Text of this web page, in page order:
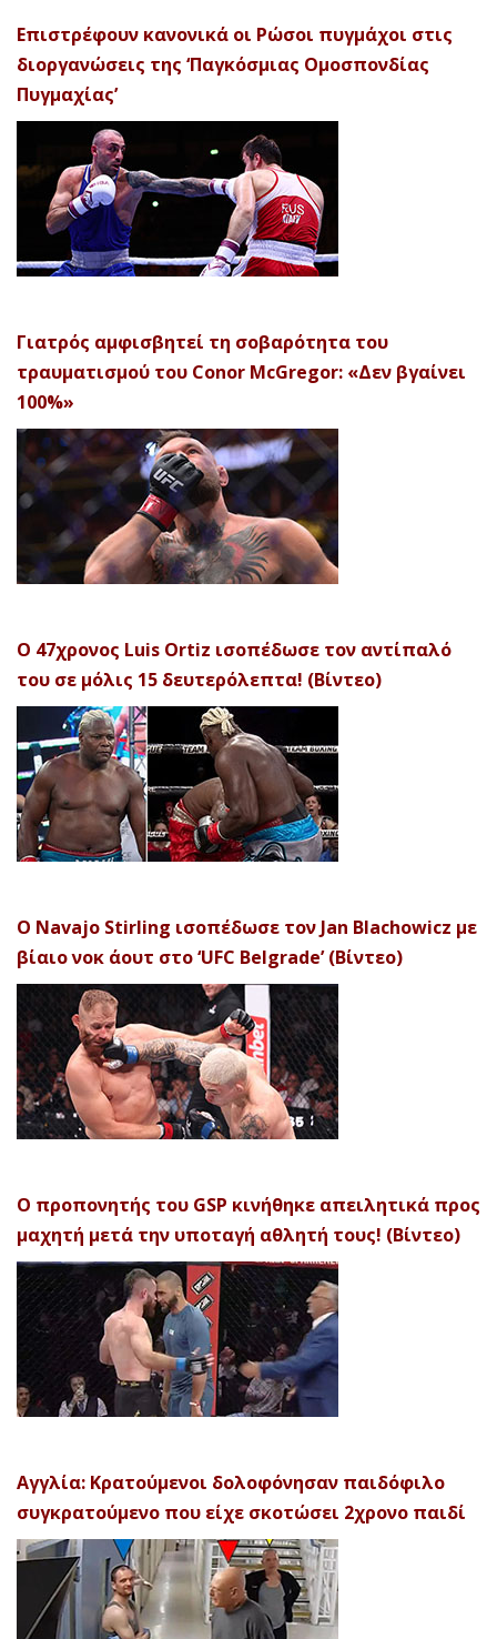
Επιστρέφουν κανονικά οι Ρώσοι πυγμάχοι στις
διοργανώσεις της ‘Παγκόσμιας Ομοσπονδίας
Πυγμαχίας’
Γιατρός αμφισβητεί τη σοβαρότητα του
τραυματισμού του Conor McGregor: «Δεν βγαίνει
100%»
Ο 47χρονος Luis Ortiz ισοπέδωσε τον αντίπαλό
του σε μόλις 15 δευτερόλεπτα! (Βίντεο)
Ο Navajo Stirling ισοπέδωσε τον Jan Blachowicz με
βίαιο νοκ άουτ στο ‘UFC Belgrade’ (Βίντεο)
Ο προπονητής του GSP κινήθηκε απειλητικά προς
μαχητή μετά την υποταγή αθλητή τους! (Βίντεο)
Αγγλία: Κρατούμενοι δολοφόνησαν παιδόφιλο
συγκρατούμενο που είχε σκοτώσει 2χρονο παιδί